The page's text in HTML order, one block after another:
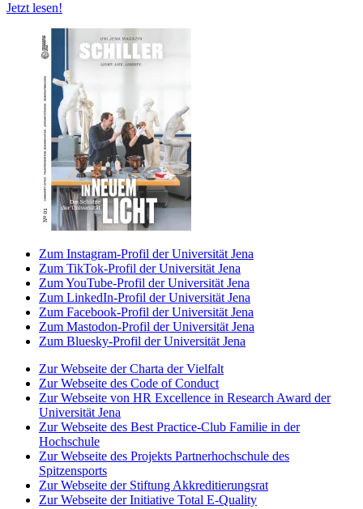
Jetzt lesen!
Zum Instagram-Profil der Universität Jena
Zum TikTok-Profil der Universität Jena
Zum YouTube-Profil der Universität Jena
Zum LinkedIn-Profil der Universität Jena
Zum Facebook-Profil der Universität Jena
Zum Mastodon-Profil der Universität Jena
Zum Bluesky-Profil der Universität Jena
Zur Webseite der Charta der Vielfalt
Zur Webseite des Code of Conduct
Zur Webseite von HR Excellence in Research Award der
Universität Jena
Zur Webseite des Best Practice-Club Familie in der
Hochschule
Zur Webseite des Projekts Partnerhochschule des
Spitzensports
Zur Webseite der Stiftung Akkreditierungsrat
Zur Webseite der Initiative Total E-Quality